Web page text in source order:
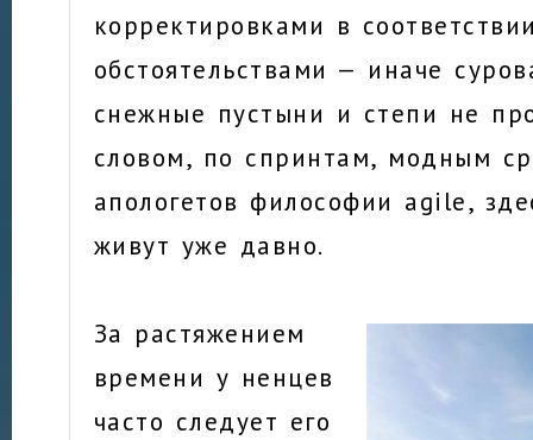
корректировками в
обстоятельствами — иначе
снежные пустыни и степи не
словом, по спринтам, модным
апологетов философии agile,
живут уже давно.
За растяжением
времени у ненцев
часто следует его